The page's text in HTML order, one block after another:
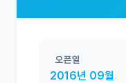
오픈일
2016년 09월